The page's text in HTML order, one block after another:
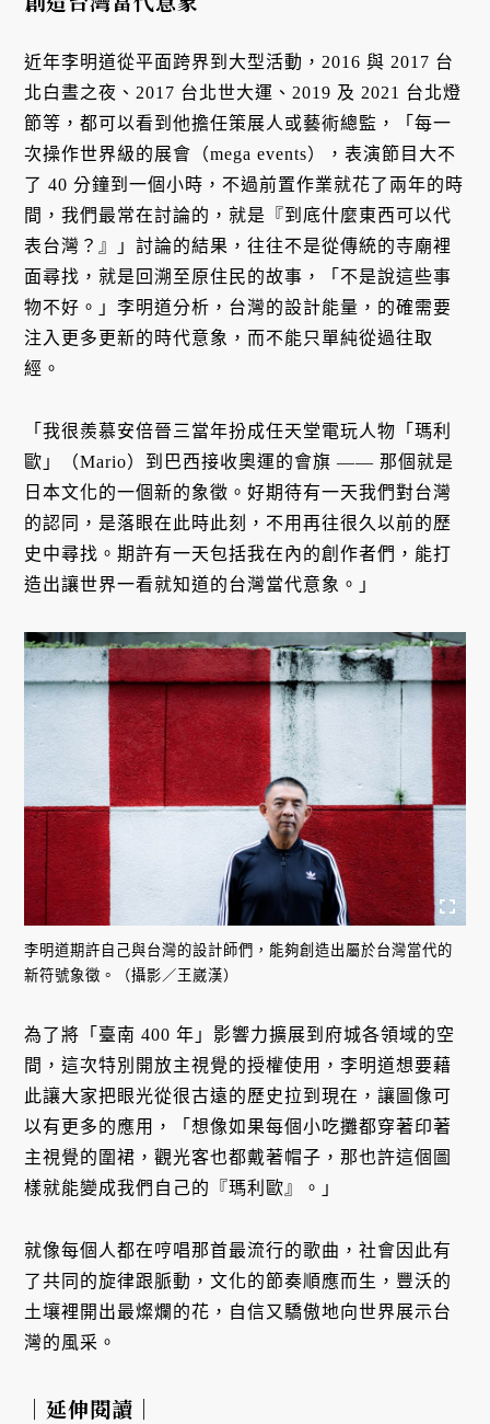
近年李明道從平面跨界到大型活動，2016 與 2017 台
北白晝之夜、2017 台北世大運、2019 及 2021 台北燈
節等，都可以看到他擔任策展人或藝術總監，「每一
次操作世界級的展會（mega events），表演節目大不
了 40 分鐘到一個小時，不過前置作業就花了兩年的時
間，我們最常在討論的，就是『到底什麼東西可以代
表台灣？』」討論的結果，往往不是從傳統的寺廟裡
面尋找，就是回溯至原住民的故事，「不是說這些事
物不好。」李明道分析，台灣的設計能量，的確需要
注入更多更新的時代意象，而不能只單純從過往取
經。
「我很羨慕安倍晉三當年扮成任天堂電玩人物「瑪利
歐」（Mario）到巴西接收奧運的會旗 —— 那個就是
日本文化的一個新的象徵。好期待有一天我們對台灣
的認同，是落眼在此時此刻，不用再往很久以前的歷
史中尋找。期許有一天包括我在內的創作者們，能打
造出讓世界一看就知道的台灣當代意象。」
李明道期許自己與台灣的設計師們，能夠創造出屬於台灣當代的
新符號象徵。（攝影／王崴漢）
為了將「臺南 400 年」影響力擴展到府城各領域的空
間，這次特別開放主視覺的授權使用，李明道想要藉
此讓大家把眼光從很古遠的歷史拉到現在，讓圖像可
以有更多的應用，「想像如果每個小吃攤都穿著印著
主視覺的圍裙，觀光客也都戴著帽子，那也許這個圖
樣就能變成我們自己的『瑪利歐』。」
就像每個人都在哼唱那首最流行的歌曲，社會因此有
了共同的旋律跟脈動，文化的節奏順應而生，豐沃的
土壤裡開出最燦爛的花，自信又驕傲地向世界展示台
灣的風采。
｜延伸閱讀｜